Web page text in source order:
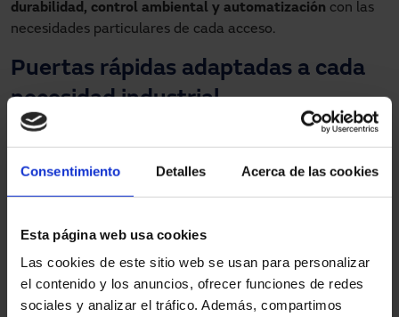
Consentimiento Detalles Acerca de las cookies
Esta página web usa cookies
Las cookies de este sitio web se usan para personalizar
el contenido y los anuncios, ofrecer funciones de redes
sociales y analizar el tráfico. Además, compartimos
durabilidad, control ambiental y automatización con las
necesidades particulares de cada acceso.
Puertas rápidas adaptadas a cada
necesidad industrial
Para poder dar respuesta a todos estos desafíos y
incluir lassoluciones específicas
de los accesos en cada
proyecto constructivo desde el principio. En este sentido,
suservicio integral que incluye asesoramiento técnico,
fabricación a medida, instalación y mantenimiento.
Además, trabaja conmetodología BIMjunto a los equipos
de arquitectura e ingeniería de los proyectos. Esta